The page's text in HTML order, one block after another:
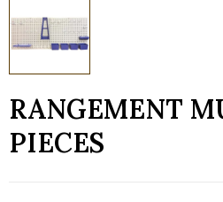
RANGEMENT
PIECES